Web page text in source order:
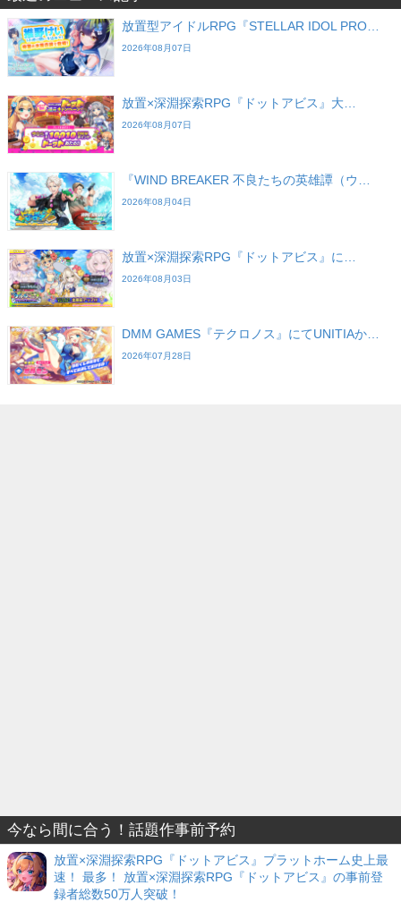
放置型アイドルRPG『STELLAR IDOL PRO…
2026年08月07日
放置×深淵探索RPG『ドットアビス』大…
2026年08月07日
『WIND BREAKER 不良たちの英雄譚（ウ…
2026年08月04日
放置×深淵探索RPG『ドットアビス』に…
2026年08月03日
DMM GAMES『テクロノス』にてUNITIAか…
2026年07月28日
今なら間に合う！話題作事前予約
放置×深淵探索RPG『ドットアビス』プラットホーム史上最
速！ 最多！ 放置×深淵探索RPG『ドットアビス』の事前登
録者総数50万人突破！